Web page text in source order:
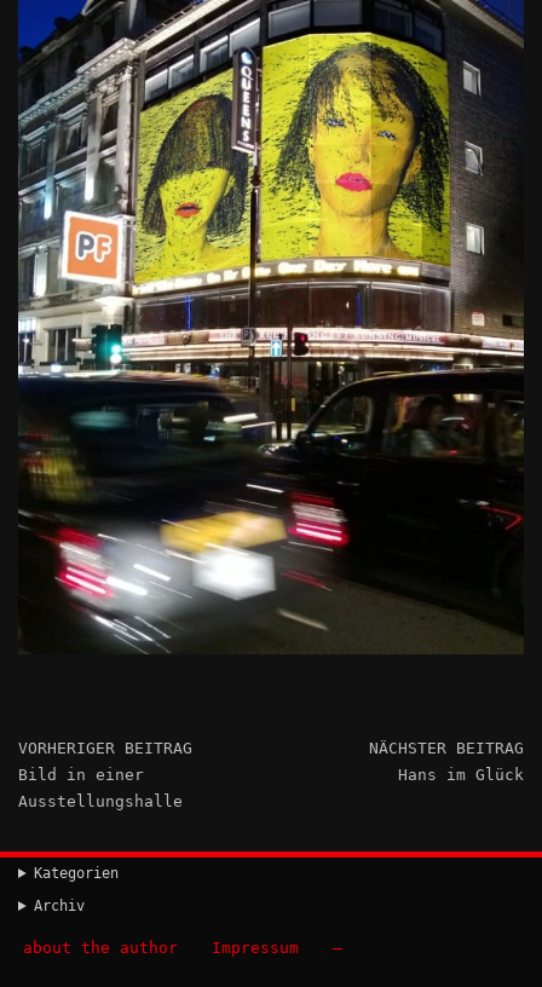
VORHERIGER BEITRAG
Bild in einer
Ausstellungshalle
NÄCHSTER BEITRAG
Hans im Glück
Kategorien
Archiv
about the author Impressum –